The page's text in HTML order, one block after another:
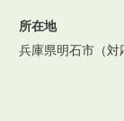
所在地
兵庫県明石市（対